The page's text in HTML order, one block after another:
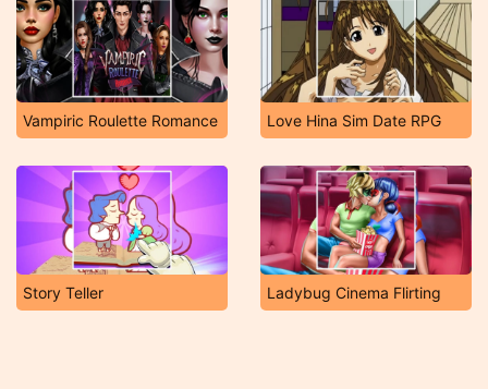
Vampiric Roulette Romance Love Hina Sim Date RPG
Story Teller Ladybug Cinema Flirting